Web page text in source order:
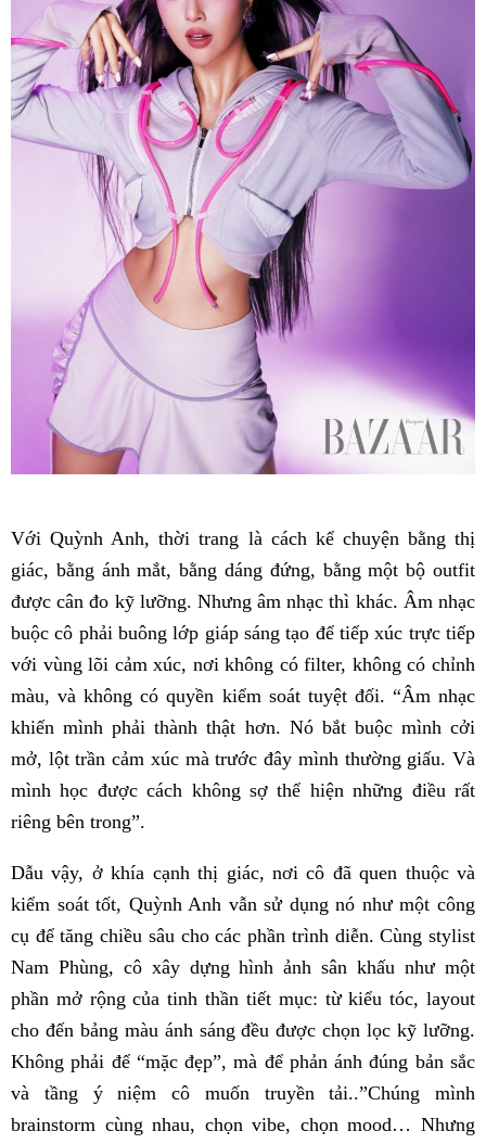
Với Quỳnh Anh, thời trang là cách kể chuyện bằng thị
giác, bằng ánh mắt, bằng dáng đứng, bằng một bộ outfit
được cân đo kỹ lưỡng. Nhưng âm nhạc thì khác. Âm nhạc
buộc cô phải buông lớp giáp sáng tạo để tiếp xúc trực tiếp
với vùng lõi cảm xúc, nơi không có filter, không có chỉnh
màu, và không có quyền kiểm soát tuyệt đối. “Âm nhạc
khiến mình phải thành thật hơn. Nó bắt buộc mình cởi
mở, lột trần cảm xúc mà trước đây mình thường giấu. Và
mình học được cách không sợ thể hiện những điều rất
riêng bên trong”.
Dẫu vậy, ở khía cạnh thị giác, nơi cô đã quen thuộc và
kiểm soát tốt, Quỳnh Anh vẫn sử dụng nó như một công
cụ để tăng chiều sâu cho các phần trình diễn. Cùng stylist
Nam Phùng, cô xây dựng hình ảnh sân khấu như một
phần mở rộng của tinh thần tiết mục: từ kiểu tóc, layout
cho đến bảng màu ánh sáng đều được chọn lọc kỹ lưỡng.
Không phải để “mặc đẹp”, mà để phản ánh đúng bản sắc
và tầng ý niệm cô muốn truyền tải..”Chúng mình
brainstorm cùng nhau, chọn vibe, chọn mood… Nhưng